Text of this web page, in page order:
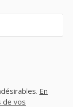
En
de vos